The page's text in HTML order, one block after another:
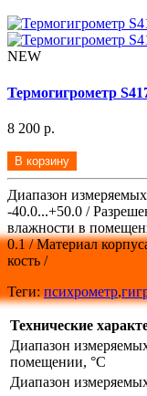
NEW
Термогигрометр
8 200 р.
В корзину
Диапазон
-40.0...+50.0 /
влажности в
0.1 / Материал
кость /
Теги: психрометр,
Технические
Диапазон
помещении, °С
Диапазон